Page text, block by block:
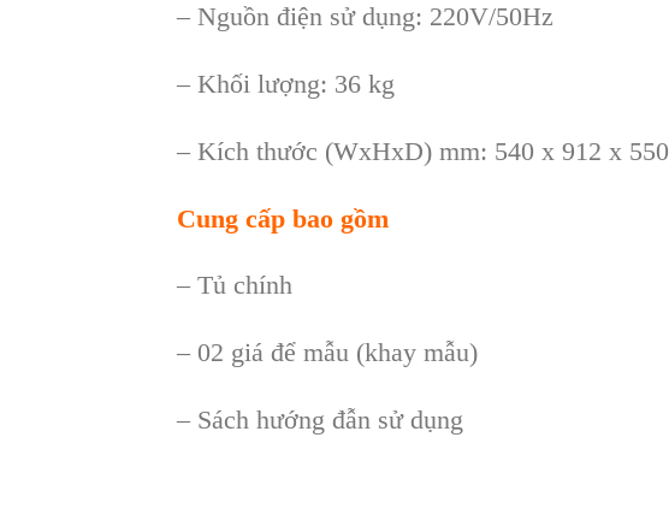
– Nguồn điện sử dụng: 220V/50Hz
– Khối lượng: 36 kg
– Kích thước (WxHxD) mm: 540 x 912 x 550
Cung cấp bao gồm
– Tủ chính
– 02 giá để mẫu (khay mẫu)
– Sách hướng đẫn sử dụng